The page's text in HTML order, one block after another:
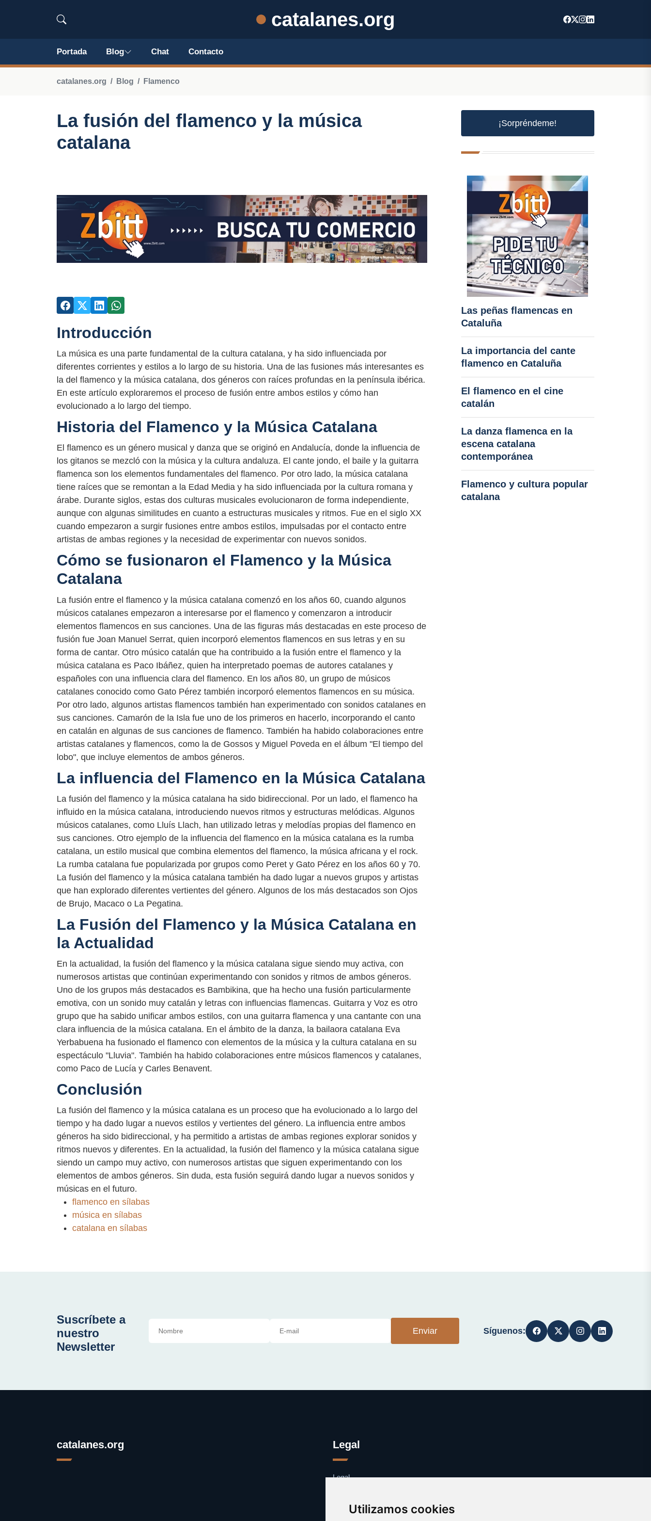
Utilizamos cookies
catalanes.org
Portada Blog Chat Contacto
catalanes.org Blog Flamenco
La fusión del flamenco y la música
catalana
Introducción
La música es una parte fundamental de la cultura catalana, y ha sido influenciada por
diferentes corrientes y estilos a lo largo de su historia. Una de las fusiones más interesantes es
la del flamenco y la música catalana, dos géneros con raíces profundas en la península ibérica.
En este artículo exploraremos el proceso de fusión entre ambos estilos y cómo han
evolucionado a lo largo del tiempo.
Historia del Flamenco y la Música Catalana
El flamenco es un género musical y danza que se originó en Andalucía, donde la influencia de
los gitanos se mezcló con la música y la cultura andaluza. El cante jondo, el baile y la guitarra
flamenca son los elementos fundamentales del flamenco. Por otro lado, la música catalana
tiene raíces que se remontan a la Edad Media y ha sido influenciada por la cultura romana y
árabe. Durante siglos, estas dos culturas musicales evolucionaron de forma independiente,
aunque con algunas similitudes en cuanto a estructuras musicales y ritmos. Fue en el siglo XX
cuando empezaron a surgir fusiones entre ambos estilos, impulsadas por el contacto entre
artistas de ambas regiones y la necesidad de experimentar con nuevos sonidos.
Cómo se fusionaron el Flamenco y la Música
Catalana
La fusión entre el flamenco y la música catalana comenzó en los años 60, cuando algunos
músicos catalanes empezaron a interesarse por el flamenco y comenzaron a introducir
elementos flamencos en sus canciones. Una de las figuras más destacadas en este proceso de
fusión fue Joan Manuel Serrat, quien incorporó elementos flamencos en sus letras y en su
forma de cantar. Otro músico catalán que ha contribuido a la fusión entre el flamenco y la
música catalana es Paco Ibáñez, quien ha interpretado poemas de autores catalanes y
españoles con una influencia clara del flamenco. En los años 80, un grupo de músicos
catalanes conocido como Gato Pérez también incorporó elementos flamencos en su música.
Por otro lado, algunos artistas flamencos también han experimentado con sonidos catalanes en
sus canciones. Camarón de la Isla fue uno de los primeros en hacerlo, incorporando el canto
en catalán en algunas de sus canciones de flamenco. También ha habido colaboraciones entre
artistas catalanes y flamencos, como la de Gossos y Miguel Poveda en el álbum "El tiempo del
lobo", que incluye elementos de ambos géneros.
La influencia del Flamenco en la Música Catalana
La fusión del flamenco y la música catalana ha sido bidireccional. Por un lado, el flamenco ha
influido en la música catalana, introduciendo nuevos ritmos y estructuras melódicas. Algunos
músicos catalanes, como Lluís Llach, han utilizado letras y melodías propias del flamenco en
sus canciones. Otro ejemplo de la influencia del flamenco en la música catalana es la rumba
catalana, un estilo musical que combina elementos del flamenco, la música africana y el rock.
La rumba catalana fue popularizada por grupos como Peret y Gato Pérez en los años 60 y 70.
La fusión del flamenco y la música catalana también ha dado lugar a nuevos grupos y artistas
que han explorado diferentes vertientes del género. Algunos de los más destacados son Ojos
de Brujo, Macaco o La Pegatina.
La Fusión del Flamenco y la Música Catalana en
la Actualidad
En la actualidad, la fusión del flamenco y la música catalana sigue siendo muy activa, con
numerosos artistas que continúan experimentando con sonidos y ritmos de ambos géneros.
Uno de los grupos más destacados es Bambikina, que ha hecho una fusión particularmente
emotiva, con un sonido muy catalán y letras con influencias flamencas. Guitarra y Voz es otro
grupo que ha sabido unificar ambos estilos, con una guitarra flamenca y una cantante con una
clara influencia de la música catalana. En el ámbito de la danza, la bailaora catalana Eva
Yerbabuena ha fusionado el flamenco con elementos de la música y la cultura catalana en su
espectáculo "Lluvia". También ha habido colaboraciones entre músicos flamencos y catalanes,
como Paco de Lucía y Carles Benavent.
Conclusión
La fusión del flamenco y la música catalana es un proceso que ha evolucionado a lo largo del
tiempo y ha dado lugar a nuevos estilos y vertientes del género. La influencia entre ambos
géneros ha sido bidireccional, y ha permitido a artistas de ambas regiones explorar sonidos y
ritmos nuevos y diferentes. En la actualidad, la fusión del flamenco y la música catalana sigue
siendo un campo muy activo, con numerosos artistas que siguen experimentando con los
elementos de ambos géneros. Sin duda, esta fusión seguirá dando lugar a nuevos sonidos y
músicas en el futuro.
flamenco en sílabas
música en sílabas
catalana en sílabas
¡Sorpréndeme!
Las peñas flamencas en
Cataluña
La importancia del cante
flamenco en Cataluña
El flamenco en el cine
catalán
La danza flamenca en la
escena catalana
contemporánea
Flamenco y cultura popular
catalana
Suscríbete a
nuestro
Newsletter
Enviar Síguenos:
catalanes.org Legal
Legal
Contacto